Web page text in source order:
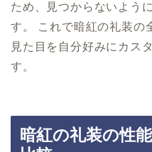
ため、見つからないよう
す。 これで暗紅の礼装の
見た目を自分好みにカス
す。
暗紅の礼装の性